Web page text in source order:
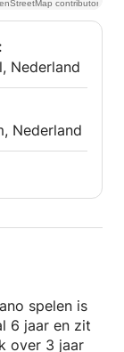
:
Nederland
Nederland
spelen is
6 jaar en zit
over 3 jaar